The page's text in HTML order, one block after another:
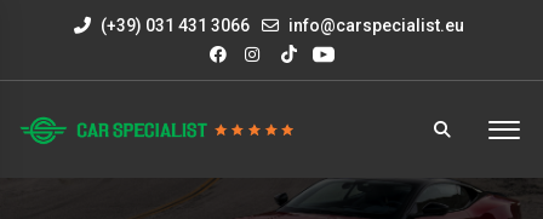
(+39) 031 431 3066 info@carspecialist.eu